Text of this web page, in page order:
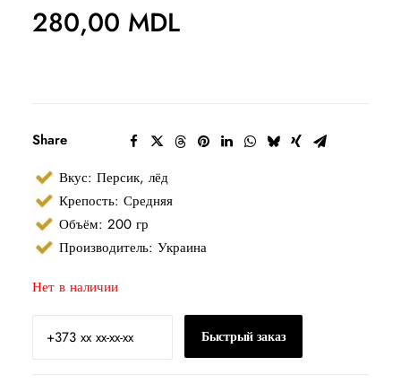
280,00 MDL
Share
Вкус: Персик, лёд
Крепость: Средняя
Объём: 200 гр
Производитель: Украина
Нет в наличии
Быстрый заказ